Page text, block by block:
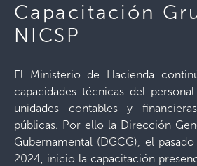
Capacitación
NICSP
El Ministerio de Hacienda
capacidades técnicas del
unidades contables y
públicas. Por ello la Dirección
Gubernamental (DGCG), el
2024, inicio la capacitación